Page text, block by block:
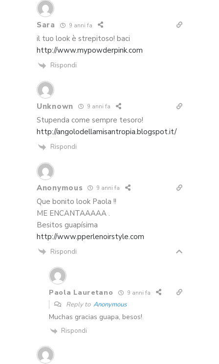
Sara 9 anni fa
il tuo look è strepitoso! baci
http://www.mypowderpink.com
Rispondi
Unknown 9 anni fa
Stupenda come sempre tesoro!
http://angolodellamisantropia.blogspot.it/
Rispondi
Anonymous 9 anni fa
Que bonito look Paola !!
ME ENCANTAAAAA .
Besitos guapísima
http://www.pperlenoirstyle.com
Rispondi
Paola Lauretano 9 anni fa
Reply to Anonymous
Muchas gracias guapa, besos!
Rispondi